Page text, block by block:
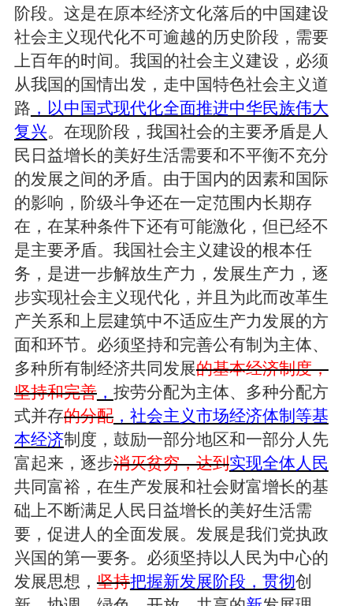
阶段。这是在原本经济文化落后的中国建设
社会主义现代化不可逾越的历史阶段，需要
上百年的时间。我国的社会主义建设，必须
从我国的国情出发，走中国特色社会主义道
路 ，以中国式现代化全面推进中华民族伟大
复兴。在现阶段，我国社会的主要矛盾是人
民日益增长的美好生活需要和不平衡不充分
的发展之间的矛盾。由于国内的因素和国际
的影响，阶级斗争还在一定范围内长期存
在，在某种条件下还有可能激化，但已经不
是主要矛盾。我国社会主义建设的根本任
务，是进一步解放生产力，发展生产力，逐
步实现社会主义现代化，并且为此而改革生
产关系和上层建筑中不适应生产力发展的方
面和环节。必须坚持和完善公有制为主体、
多种所有制经济共同发展的基本经济制度，
坚持和完善， 按劳分配为主体、多种分配方
式并存的分配，社会主义市场经济体制等基
本经济制度，鼓励一部分地区和一部分人先
富起来，逐步消灭贫穷，达到实现全体人民
共同富裕，在生产发展和社会财富增长的基
础上不断满足人民日益增长的美好生活需
要，促进人的全面发展。发展是我们党执政
兴国的第一要务。必须坚持以人民为中心的
发展思想，坚持把握新发展阶段，贯彻创